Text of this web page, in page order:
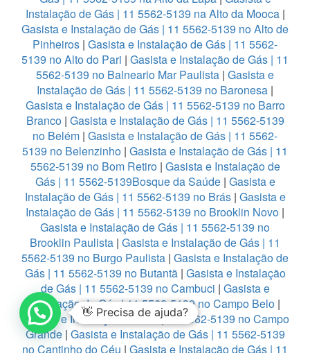
Instalação de Gás | 11 5562-5139 na Alto da Mooca|
Gasista e Instalação de Gás | 11 5562-5139 no Alto de
Pinheiros | Gasista e Instalação de Gás | 11 5562-
5139 no Alto do Pari | Gasista e Instalação de Gás | 11
5562-5139 no Balneario Mar Paulista | Gasista e
Instalação de Gás | 11 5562-5139 no Baronesa |
Gasista e Instalação de Gás | 11 5562-5139 no Barro
Branco| Gasista e Instalação de Gás | 11 5562-5139
no Belém | Gasista e Instalação de Gás | 11 5562-
5139 no Belenzinho | Gasista e Instalação de Gás | 11
5562-5139 no Bom Retiro| Gasista e Instalação de
Gás | 11 5562-5139Bosque da Saúde| Gasista e
Instalação de Gás | 11 5562-5139 no Brás| Gasista e
Instalação de Gás | 11 5562-5139 no Brooklin Novo |
Gasista e Instalação de Gás | 11 5562-5139 no
Brooklin Paulista | Gasista e Instalação de Gás | 11
5562-5139 no Burgo Paulista | Gasista e Instalação de
Gás | 11 5562-5139 no Butantã| Gasista e Instalação
de Gás | 11 5562-5139 no Cambuci | Gasista e
Instalação de Gás | 11 5562-5139 no Campo Belo |
Gasista e Instalação de Gás | 11 5562-5139 no Campo
Grande| Gasista e Instalação de Gás | 11 5562-5139
no Cantinho do Céu | Gasista e Instalação de Gás | 11
👋 Precisa de ajuda?